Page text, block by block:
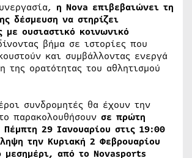
η Nova επιβεβαιώνει τη
δέσμευση να στηρίζει
με ουσιαστικό κοινωνικό
βήμα σε ιστορίες που
και συμβάλλοντας ενεργά
της ορατότητας του αθλητισμού
συνδρομητές θα έχουν την
παρακολουθήσουν σε πρώτη
Πέμπτη 29 Ιανουαρίου στις 19:00
την Κυριακή 2 Φεβρουαρίου
μεσημέρι, από το Novasports